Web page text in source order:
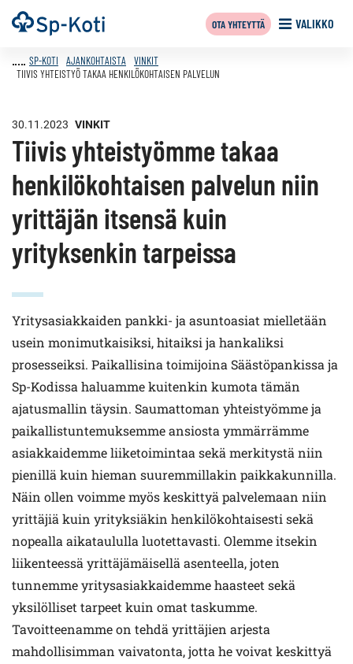
Siirry
sisältöön
Etusivu VALIKKO
OTA YHTEYTTÄ
SP-KOTI AJANKOHTAISTA VINKIT
TIIVIS YHTEISTYÖ TAKAA HENKILÖKOHTAISEN PALVELUN
30.11.2023 VINKIT
Tiivis yhteistyömme takaa
henkilökohtaisen palvelun niin
yrittäjän itsensä kuin
yrityksenkin tarpeissa
Yritysasiakkaiden pankki- ja asuntoasiat mielletään
usein monimutkaisiksi, hitaiksi ja hankaliksi
prosesseiksi. Paikallisina toimijoina Säästöpankissa ja
Sp-Kodissa haluamme kuitenkin kumota tämän
ajatusmallin täysin. Saumattoman yhteistyömme ja
paikallistuntemuksemme ansiosta ymmärrämme
asiakkaidemme liiketoimintaa sekä merkitystä niin
pienillä kuin hieman suuremmillakin paikkakunnilla.
Näin ollen voimme myös keskittyä palvelemaan niin
yrittäjiä kuin yrityksiäkin henkilökohtaisesti sekä
nopealla aikataululla luotettavasti. Olemme itsekin
liikenteessä yrittäjämäisellä asenteella, joten
tunnemme yritysasiakkaidemme haasteet sekä
yksilölliset tarpeet kuin omat taskumme.
Tavoitteenamme on tehdä yrittäjien arjesta
mahdollisimman vaivatonta, jotta he voivat keskittyä